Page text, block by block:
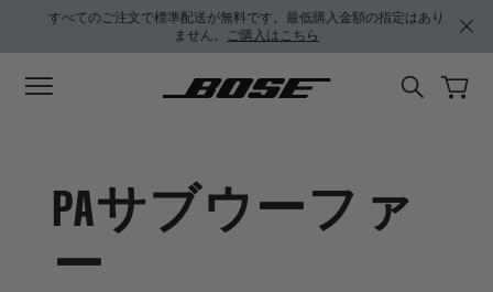
メインコンテンツに移動
サポートチャットに移動する
フッターコンテンツに移動
アクセシビリティ声明に移動する
すべてのご注文で標準配送が無料です。最低購入金額の指定はあり
ません。 ご購入はこちら
PAサブウーファ
ー